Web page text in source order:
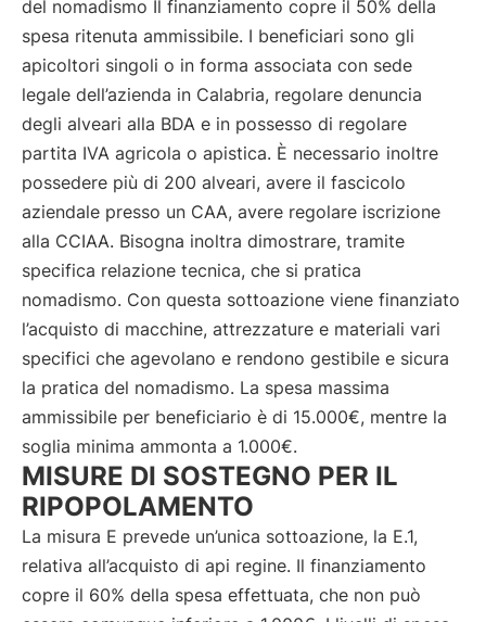
del nomadismo Il finanziamento copre il 50% della
spesa ritenuta ammissibile. I beneficiari sono gli
apicoltori singoli o in forma associata con sede
legale dell’azienda in Calabria, regolare denuncia
degli alveari alla BDA e in possesso di regolare
partita IVA agricola o apistica. È necessario inoltre
possedere più di 200 alveari, avere il fascicolo
aziendale presso un CAA, avere regolare iscrizione
alla CCIAA. Bisogna inoltra dimostrare, tramite
specifica relazione tecnica, che si pratica
nomadismo. Con questa sottoazione viene finanziato
l’acquisto di macchine, attrezzature e materiali vari
specifici che agevolano e rendono gestibile e sicura
la pratica del nomadismo. La spesa massima
ammissibile per beneficiario è di 15.000€, mentre la
soglia minima ammonta a 1.000€.
MISURE DI SOSTEGNO PER IL
RIPOPOLAMENTO
La misura E prevede un’unica sottoazione, la E.1,
relativa all’acquisto di api regine. Il finanziamento
copre il 60% della spesa effettuata, che non può